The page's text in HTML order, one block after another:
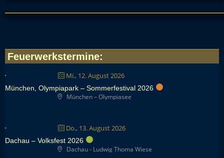
Feuerwerkstermine:
Mi., 12. August 2026
München, Olympiapark – Sommerfestival 2026
München – Olympiasee
Do., 13. August 2026
Dachau – Volksfest 2026
Dachau - Ludwig Thoma Wiese